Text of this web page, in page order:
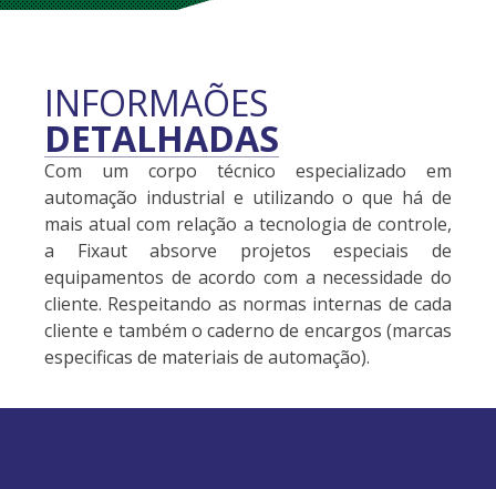
INFORMAÕES
DETALHADAS
Com um corpo técnico especializado em
automação industrial e utilizando o que há de
mais atual com relação a tecnologia de controle,
a Fixautabsorve projetos especiais de
equipamentos de acordo com a necessidade do
cliente. Respeitando as normas internas de cada
cliente e também o caderno de encargos (marcas
especificas de materiais de automação).